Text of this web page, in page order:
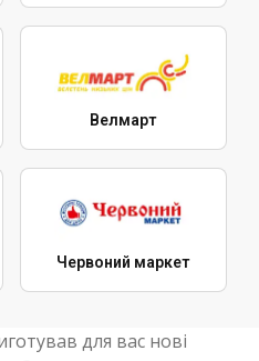
Велмарт
Червоний маркет
для вас нові